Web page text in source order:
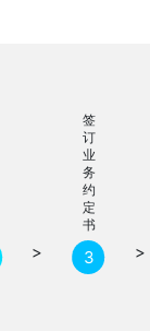
>
签
订
业
务
约
定
书
3 >